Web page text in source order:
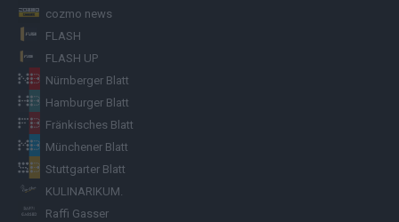
cozmo news
FLASH
FLASH UP
Nürnberger Blatt
Hamburger Blatt
Fränkisches Blatt
Münchener Blatt
Stuttgarter Blatt
KULINARIKUM.
Raffi Gasser